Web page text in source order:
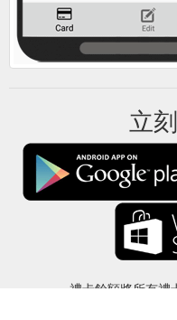
立
禮卡餘額將所有禮